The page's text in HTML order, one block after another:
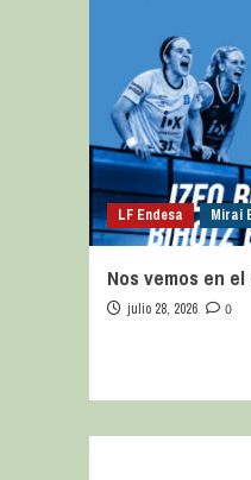
LF Endesa Mirai
Nos vemos en el
julio 28, 2026 0